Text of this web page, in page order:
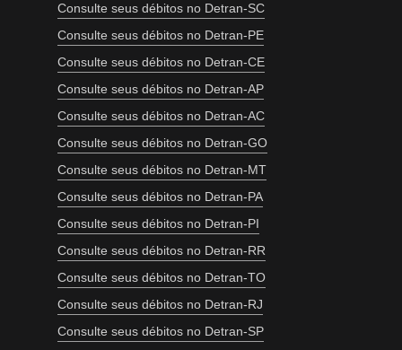
Consulte seus débitos no Detran-SC
Consulte seus débitos no Detran-PE
Consulte seus débitos no Detran-CE
Consulte seus débitos no Detran-AP
Consulte seus débitos no Detran-AC
Consulte seus débitos no Detran-GO
Consulte seus débitos no Detran-MT
Consulte seus débitos no Detran-PA
Consulte seus débitos no Detran-PI
Consulte seus débitos no Detran-RR
Consulte seus débitos no Detran-TO
Consulte seus débitos no Detran-RJ
Consulte seus débitos no Detran-SP